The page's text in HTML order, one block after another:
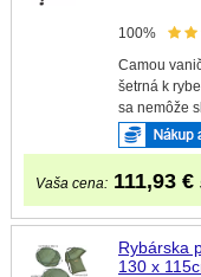
100%
Camou
šetrná k
sa nemôže
Vaša cena: 111,93 €
Rybárska
130 x